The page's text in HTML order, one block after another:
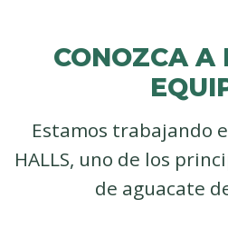
CONOZCA A
Estamos trabajando
HALLS, uno de los
de aguacate